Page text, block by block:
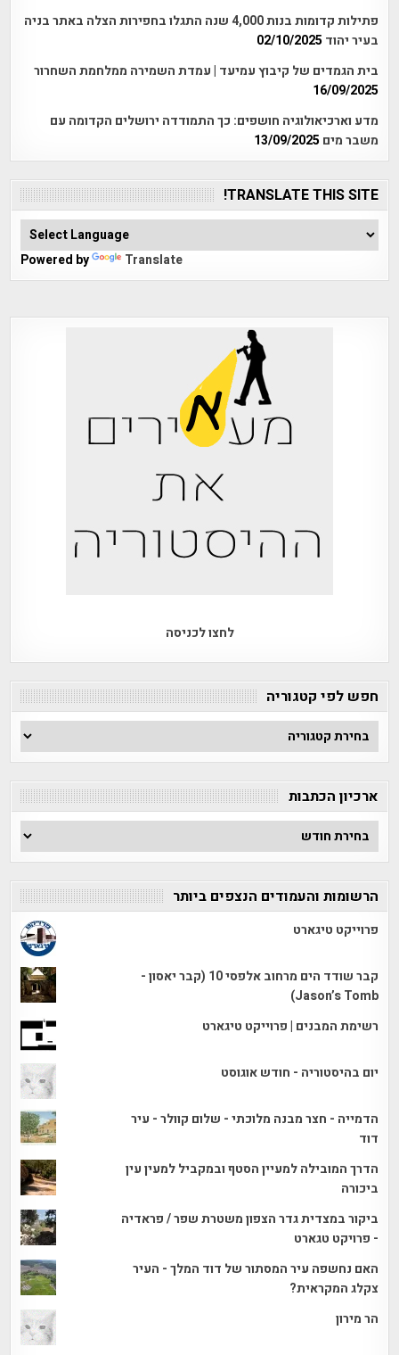
פתילות קדומות בנות 4,000 שנה התגלו בחפירות הצלה באתר בניה
בעיר יהוד 02/10/2025
בית הגמדים של קיבוץ עמיעד | עמדת השמירה ממלחמת השחרור
16/09/2025
מדע וארכיאולוגיה חושפים: כך התמודדה ירושלים הקדומה עם
משבר מים 13/09/2025
TRANSLATE THIS SITE!
Powered by Translate
לחצו לכניסה
חפש לפי קטגוריה
חפש
לפי
ארכיון הכתבות
ארכיון
הכתבות
הרשומות והעמודים הנצפים ביותר
פרוייקט טיגארט
קבר שודד הים מרחוב אלפסי 10 (קבר יאסון -
Jason’s Tomb)
רשימת המבנים | פרוייקט טיגארט
יום בהיסטוריה - חודש אוגוסט
הדמייה - חצר מבנה מלוכתי - שלום קוולר - עיר
דוד
הדרך המובילה למעיין הסטף ובמקביל למעין עין
ביכורה
ביקור במצדית גדר הצפון משטרת שפר / פראדיה
- פרויקט טגארט
האם נחשפה עיר המסתור של דוד המלך - העיר
צקלג המקראית?
הר מירון